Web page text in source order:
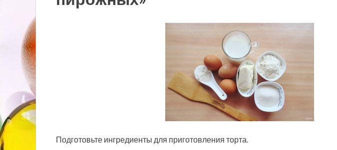
Подготовьте ингредиенты для приготовления торта.